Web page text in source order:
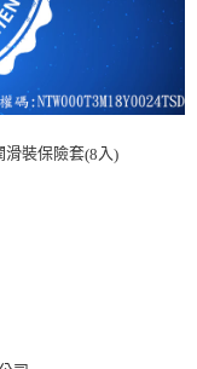
滑裝保險套(8 入)